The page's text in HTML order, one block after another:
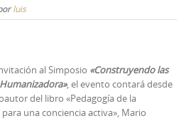
luis
al Simposio «Construyendo las
, el evento contará desde
del libro «Pedagogía de la
una conciencia activa», Mario